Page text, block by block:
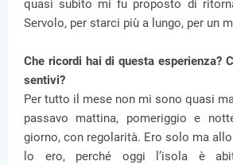
quasi subito mi fu proposto di
Servolo, per starci più a lungo, per un
Che ricordi hai di questa esperienza?
sentivi?
Per tutto il mese non mi sono quasi
passavo mattina, pomeriggio e
giorno, con regolarità. Ero solo ma
lo ero, perché oggi l’isola è